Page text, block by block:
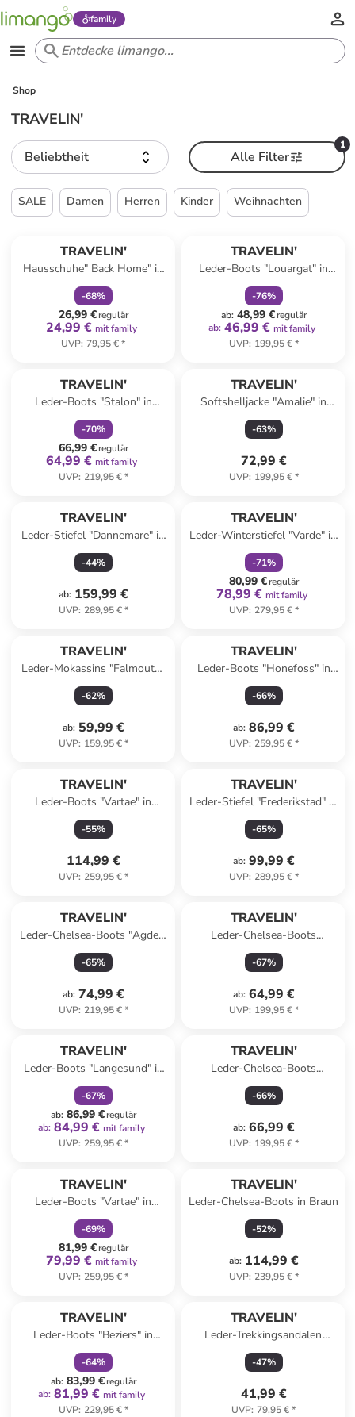
family
Shop
TRAVELIN'
Beliebtheit
1
Alle Filter
SALE Damen Herren Kinder Weihnachten
TRAVELIN'
Hausschuhe" Back Home" in
Sand
-68%
26,99 €regulär
24,99 € mit family
UVP: 79,95 €*
TRAVELIN'
Leder-Boots "Louargat" in
Schwarz
-76%
ab: 48,99 €regulär
ab: 46,99 € mit family
UVP: 199,95 €*
TRAVELIN'
Leder-Boots "Stalon" in
Hellbraun
-70%
66,99 €regulär
64,99 € mit family
UVP: 219,95 €*
TRAVELIN'
Softshelljacke "Amalie" in
Salbei
-63%
72,99 €
UVP: 199,95 €*
TRAVELIN'
Leder-Stiefel "Dannemare" in
Hellbraun
-44%
ab: 159,99 €
UVP: 289,95 €*
TRAVELIN'
Leder-Winterstiefel "Varde" in
Schwarz
-71%
80,99 €regulär
78,99 € mit family
UVP: 279,95 €*
TRAVELIN'
Leder-Mokassins "Falmouth"
in Grau
-62%
ab: 59,99 €
UVP: 159,95 €*
TRAVELIN'
Leder-Boots "Honefoss" in
Schwarz
-66%
ab: 86,99 €
UVP: 259,95 €*
TRAVELIN'
Leder-Boots "Vartae" in
Cognac
-55%
114,99 €
UVP: 259,95 €*
TRAVELIN'
Leder-Stiefel "Frederikstad" in
Schwarz
-65%
ab: 99,99 €
UVP: 289,95 €*
TRAVELIN'
Leder-Chelsea-Boots "Agder"
in Braun
-65%
ab: 74,99 €
UVP: 219,95 €*
TRAVELIN'
Leder-Chelsea-Boots
"Sandnes" in Braun
-67%
ab: 64,99 €
UVP: 199,95 €*
TRAVELIN'
Leder-Boots "Langesund" in
Schwarz
-67%
ab: 86,99 €regulär
ab: 84,99 € mit family
UVP: 259,95 €*
TRAVELIN'
Leder-Chelsea-Boots
"Raufoss" in Braun
-66%
ab: 66,99 €
UVP: 199,95 €*
TRAVELIN'
Leder-Boots "Vartae" in
Schwarz
-69%
81,99 €regulär
79,99 € mit family
UVP: 259,95 €*
TRAVELIN'
Leder-Chelsea-Boots in Braun
-52%
ab: 114,99 €
UVP: 239,95 €*
TRAVELIN'
Leder-Boots "Beziers" in
Schwarz
-64%
ab: 83,99 €regulär
ab: 81,99 € mit family
UVP: 229,95 €*
TRAVELIN'
Leder-Trekkingsandalen
"Angvik" in Schwarz
-47%
41,99 €
UVP: 79,95 €*